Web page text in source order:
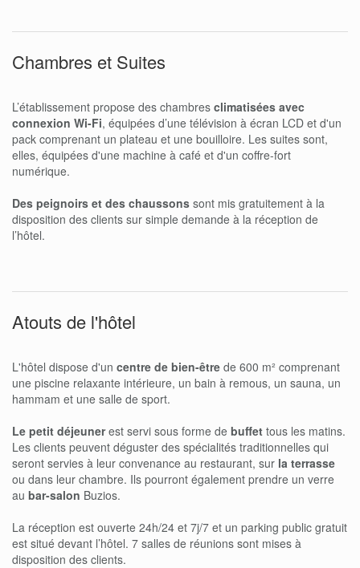
Chambres et Suites
L’établissement propose des chambres climatisées avec
connexion Wi-Fi, équipées d’une télévision à écran LCD et d'un
pack comprenant un plateau et une bouilloire. Les suites sont,
elles, équipées d'une machine à café et d'un coffre-fort
numérique.
Des peignoirs et des chaussons sont mis gratuitement à la
disposition des clients sur simple demande à la réception de
l’hôtel.
Atouts de l'hôtel
L'hôtel dispose d'un centre de bien-être de 600 m² comprenant
une piscine relaxante intérieure, un bain à remous, un sauna, un
hammam et une salle de sport.
Le petit déjeunerest servi sous forme de buffet tous les matins.
Les clients peuvent déguster des spécialités traditionnelles qui
seront servies à leur convenance au restaurant, sur la terrasse
ou dans leur chambre. Ils pourront également prendre un verre
au bar-salon Buzios.
La réception est ouverte 24h/24 et 7j/7 et un parking public gratuit
est situé devant l’hôtel. 7 salles de réunions sont mises à
disposition des clients.